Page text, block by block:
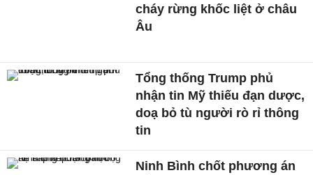
cháy rừng khốc liệt ở châu
Âu
Tổng thống Trump phủ
nhận tin Mỹ thiếu đạn dược,
doạ bỏ tù người rò rỉ thông
tin
Ninh Bình chốt phương án